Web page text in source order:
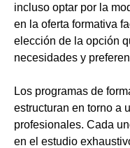
incluso optar por la
en la oferta formativa
elección de la opción
necesidades y
Los programas de
estructuran en torno a
profesionales. Cada
en el estudio